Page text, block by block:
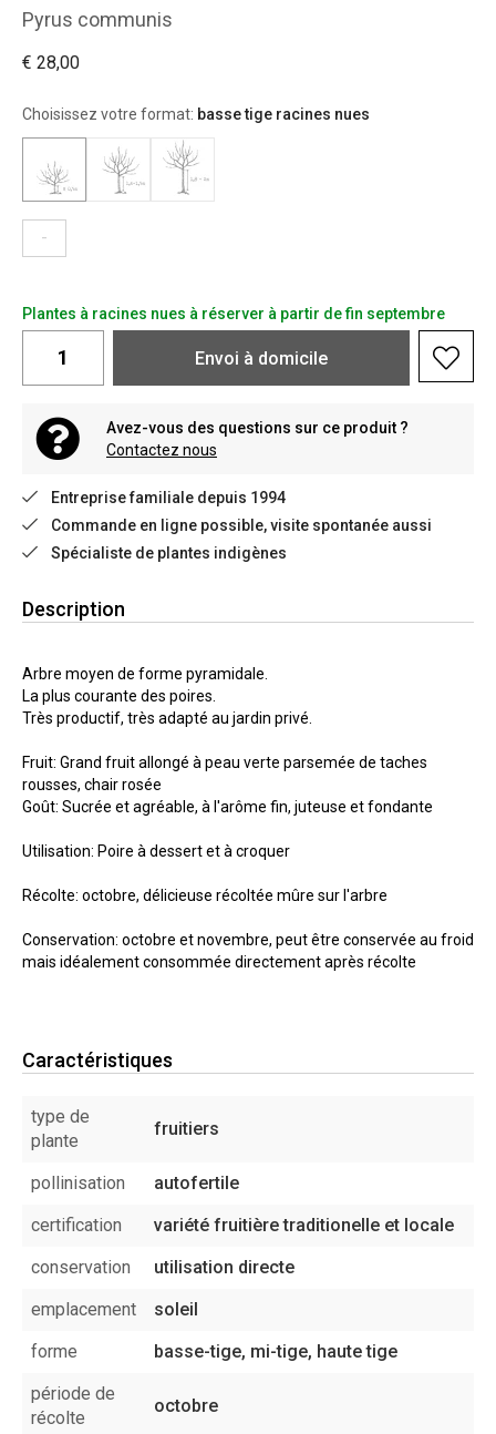
Pyrus communis
€ 28,00
Choisissez votre format: basse tige racines nues
-
Plantes à racines nues à réserver à partir de fin septembre
Envoi à domicile
Avez-vous des questions sur ce produit ?
Contactez nous
Entreprise familiale depuis 1994
Commande en ligne possible, visite spontanée aussi
Spécialiste de plantes indigènes
Description
Arbre moyen de forme pyramidale.
La plus courante des poires.
Très productif, très adapté au jardin privé.
Fruit: Grand fruit allongé à peau verte parsemée de taches
rousses, chair rosée
Goût: Sucrée et agréable, à l'arôme fin, juteuse et fondante
Utilisation: Poire à dessert et à croquer
Récolte: octobre, délicieuse récoltée mûre sur l'arbre
Conservation: octobre et novembre, peut être conservée au froid
mais idéalement consommée directement après récolte
Caractéristiques
type de
plante
fruitiers
pollinisation
autofertile
certification
variété fruitière traditionelle et locale
conservation
utilisation directe
emplacement
soleil
forme
basse-tige, mi-tige, haute tige
période de
récolte
octobre